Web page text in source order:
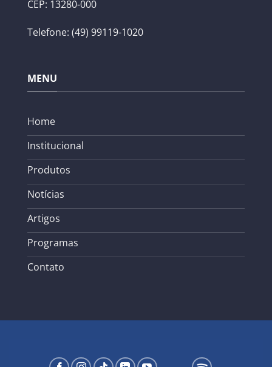
CEP: 13280-000
Telefone: (49) 99119-1020
MENU
Home
Institucional
Produtos
Notícias
Artigos
Programas
Contato